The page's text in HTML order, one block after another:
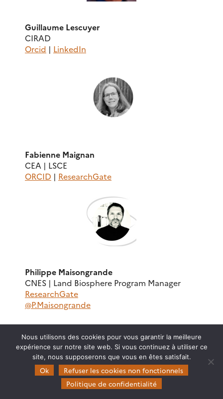
Guillaume Lescuyer
CIRAD
Orcid | LinkedIn
Fabienne Maignan
CEA | LSCE
ORCID | ResearchGate
Philippe Maisongrande
CNES | Land Biosphere Program Manager
ResearchGate
@P.Maisongrande
Nous utilisons des cookies pour vous garantir la meilleure
expérience sur notre site web. Si vous continuez à utiliser ce
site, nous supposerons que vous en êtes satisfait.
Ok
Refuser les cookies non fonctionnels
Politique de confidentialité